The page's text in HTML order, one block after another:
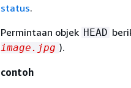
status.
Permintaan objek HEAD
image.jpg ).
contoh